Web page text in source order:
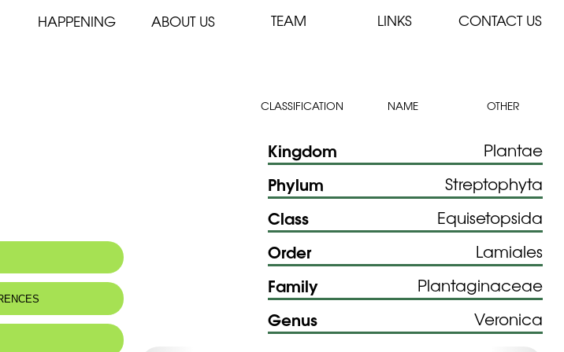
HAPPENING ABOUT US TEAM LINKS CONTACT US
CLASSIFICATION NAME OTHER
Kingdom Plantae
Phylum Streptophyta
Class Equisetopsida
Order Lamiales
Family Plantaginaceae
Genus Veronica